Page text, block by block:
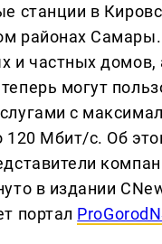
станции в
районах
и частных домов,
могут
с
120 Мбит/с. Об
в издании
портал